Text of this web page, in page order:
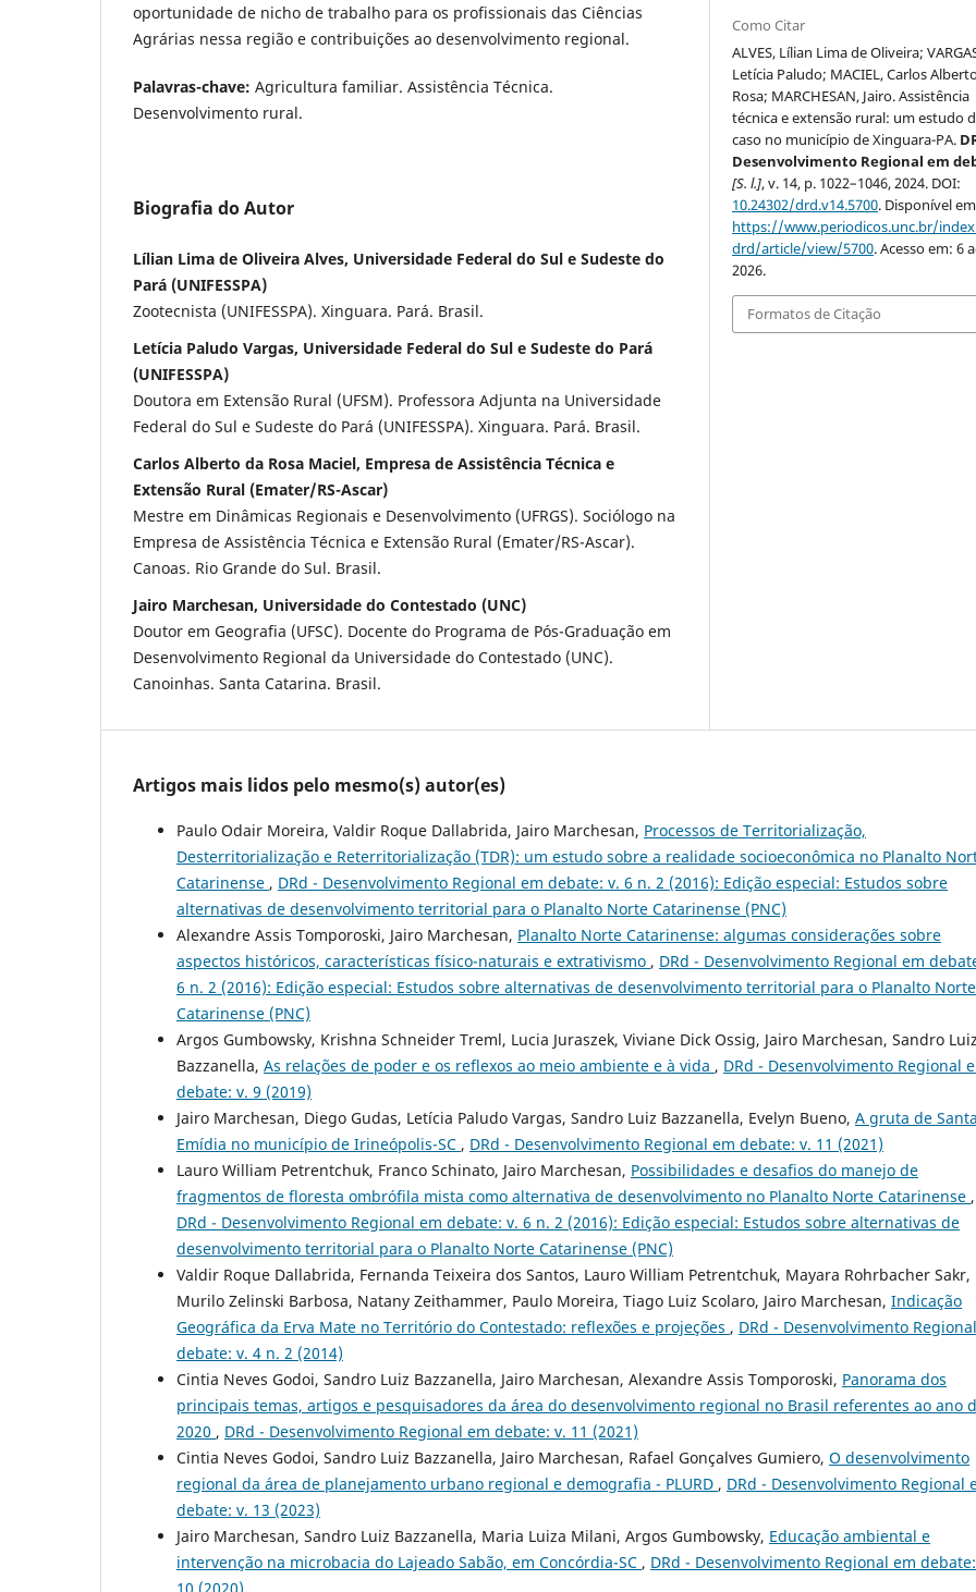
oportunidade de nicho de trabalho para os profissionais das Ciências
Agrárias nessa região e contribuições ao desenvolvimento regional.
Palavras-chave: Agricultura familiar. Assistência Técnica.
Desenvolvimento rural.
Biografia do Autor
Lílian Lima de Oliveira Alves, Universidade Federal do Sul e Sudeste do
Pará (UNIFESSPA)
Zootecnista (UNIFESSPA). Xinguara. Pará. Brasil.
Letícia Paludo Vargas, Universidade Federal do Sul e Sudeste do Pará
(UNIFESSPA)
Doutora em Extensão Rural (UFSM). Professora Adjunta na Universidade
Federal do Sul e Sudeste do Pará (UNIFESSPA). Xinguara. Pará. Brasil.
Carlos Alberto da Rosa Maciel, Empresa de Assistência Técnica e
Extensão Rural (Emater/RS-Ascar)
Mestre em Dinâmicas Regionais e Desenvolvimento (UFRGS). Sociólogo na
Empresa de Assistência Técnica e Extensão Rural (Emater/RS-Ascar).
Canoas. Rio Grande do Sul. Brasil.
Jairo Marchesan, Universidade do Contestado (UNC)
Doutor em Geografia (UFSC). Docente do Programa de Pós-Graduação em
Desenvolvimento Regional da Universidade do Contestado (UNC).
Canoinhas. Santa Catarina. Brasil.
Como Citar
ALVES, Lílian Lima de Oliveira;
Letícia Paludo; MACIEL, Carlos
Rosa; MARCHESAN, Jairo. Assistência
técnica e extensão rural: um estudo
caso no município de Xinguara-PA.
Desenvolvimento Regional em
[S. l.], v. 14, p. 1022–1046, 2024. DOI:
10.24302/drd.v14.5700. Disponível
https://www.periodicos.unc.br/
drd/article/view/5700. Acesso em: 6
2026.
Formatos de Citação
Artigos mais lidos pelo mesmo(s) autor(es)
Paulo Odair Moreira, Valdir Roque Dallabrida, Jairo Marchesan, Processos de Territorialização,
Desterritorialização e Reterritorialização (TDR): um estudo sobre a realidade socioeconômica no Planalto
Catarinense , DRd - Desenvolvimento Regional em debate: v. 6 n. 2 (2016): Edição especial: Estudos sobre
alternativas de desenvolvimento territorial para o Planalto Norte Catarinense (PNC)
Alexandre Assis Tomporoski, Jairo Marchesan, Planalto Norte Catarinense: algumas considerações sobre
aspectos históricos, características físico-naturais e extrativismo , DRd - Desenvolvimento Regional em
6 n. 2 (2016): Edição especial: Estudos sobre alternativas de desenvolvimento territorial para o Planalto Norte
Catarinense (PNC)
Argos Gumbowsky, Krishna Schneider Treml, Lucia Juraszek, Viviane Dick Ossig, Jairo Marchesan, Sandro Luiz
Bazzanella, As relações de poder e os reflexos ao meio ambiente e à vida , DRd - Desenvolvimento Regional
debate: v. 9 (2019)
Jairo Marchesan, Diego Gudas, Letícia Paludo Vargas, Sandro Luiz Bazzanella, Evelyn Bueno, A gruta de Santa
Emídia no município de Irineópolis-SC , DRd - Desenvolvimento Regional em debate: v. 11 (2021)
Lauro William Petrentchuk, Franco Schinato, Jairo Marchesan, Possibilidades e desafios do manejo de
fragmentos de floresta ombrófila mista como alternativa de desenvolvimento no Planalto Norte Catarinense ,
DRd - Desenvolvimento Regional em debate: v. 6 n. 2 (2016): Edição especial: Estudos sobre alternativas de
desenvolvimento territorial para o Planalto Norte Catarinense (PNC)
Valdir Roque Dallabrida, Fernanda Teixeira dos Santos, Lauro William Petrentchuk, Mayara Rohrbacher Sakr,
Murilo Zelinski Barbosa, Natany Zeithammer, Paulo Moreira, Tiago Luiz Scolaro, Jairo Marchesan, Indicação
Geográfica da Erva Mate no Território do Contestado: reflexões e projeções , DRd - Desenvolvimento
debate: v. 4 n. 2 (2014)
Cintia Neves Godoi, Sandro Luiz Bazzanella, Jairo Marchesan, Alexandre Assis Tomporoski, Panorama dos
principais temas, artigos e pesquisadores da área do desenvolvimento regional no Brasil referentes ao ano
2020 , DRd - Desenvolvimento Regional em debate: v. 11 (2021)
Cintia Neves Godoi, Sandro Luiz Bazzanella, Jairo Marchesan, Rafael Gonçalves Gumiero, O desenvolvimento
regional da área de planejamento urbano regional e demografia - PLURD , DRd - Desenvolvimento Regional
debate: v. 13 (2023)
Jairo Marchesan, Sandro Luiz Bazzanella, Maria Luiza Milani, Argos Gumbowsky, Educação ambiental e
intervenção na microbacia do Lajeado Sabão, em Concórdia-SC , DRd - Desenvolvimento Regional em